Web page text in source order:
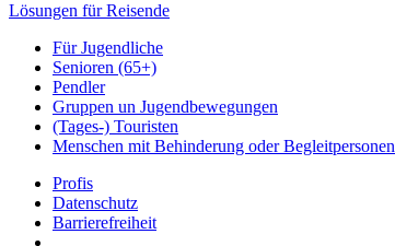
Lösungen für Reisende
Für Jugendliche
Senioren (65+)
Pendler
Gruppen un Jugendbewegungen
(Tages-) Touristen
Menschen mit Behinderung oder Begleitpersonen
Profis
Datenschutz
Barrierefreiheit